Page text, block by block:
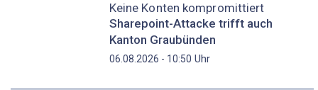
Keine Konten kompromittiert
Sharepoint-Attacke trifft auch
Kanton Graubünden
06.08.2026 - 10:50 Uhr